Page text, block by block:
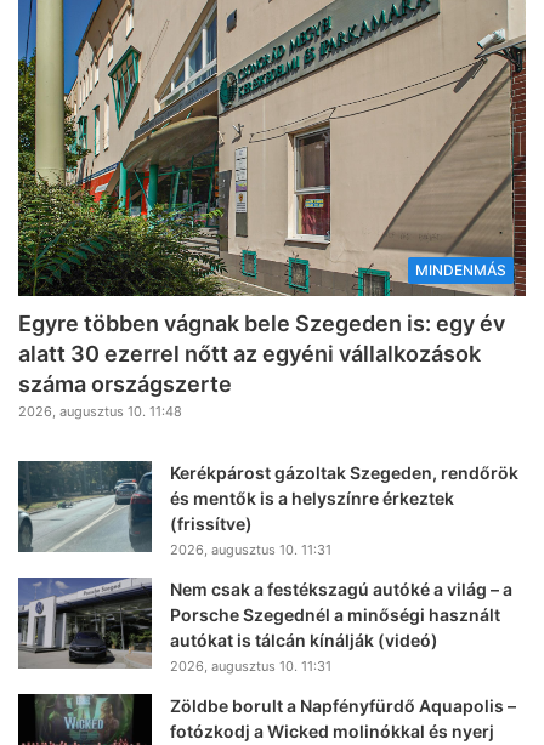
MINDENMÁS
Egyre többen vágnak bele Szegeden is: egy év
alatt 30 ezerrel nőtt az egyéni vállalkozások
száma országszerte
2026, augusztus 10. 11:48
Kerékpárost gázoltak Szegeden, rendőrök
és mentők is a helyszínre érkeztek
(frissítve)
2026, augusztus 10. 11:31
Nem csak a festékszagú autóké a világ – a
Porsche Szegednél a minőségi használt
autókat is tálcán kínálják (videó)
2026, augusztus 10. 11:31
Zöldbe borult a Napfényfürdő Aquapolis –
fotózkodj a Wicked molinókkal és nyerj